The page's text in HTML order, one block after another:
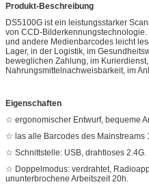
Produkt-Beschreibung
DS5100G ist ein leistungsstarker
von CCD-
und andere Medienbarcodes leicht
Lager, in der Logistik, im
beweglichen Zahlung, im
Nahrungsmittelnachweisbarkeit, im
Eigenschaften
☆ ergonomischer Entwurf, bequeme
☆ las alle Barcodes des Mainstreams
☆ Schnittstelle: USB, drahtloses 2.4G.
☆ Doppelmodus: verdrahtet,
ununterbrochene Arbeitszeit 20h.